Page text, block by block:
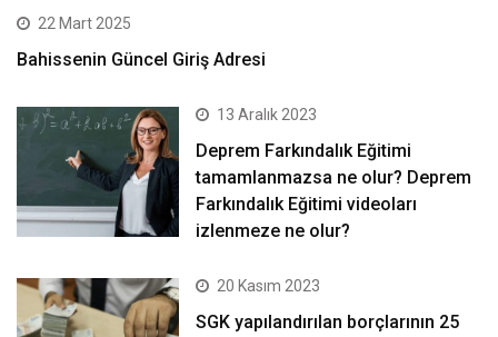
22 Mart 2025
Bahissenin Güncel Giriş Adresi
13 Aralık 2023
Deprem Farkındalık Eğitimi
tamamlanmazsa ne olur? Deprem
Farkındalık Eğitimi videoları
izlenmeze ne olur?
20 Kasım 2023
SGK yapılandırılan borçlarının 25